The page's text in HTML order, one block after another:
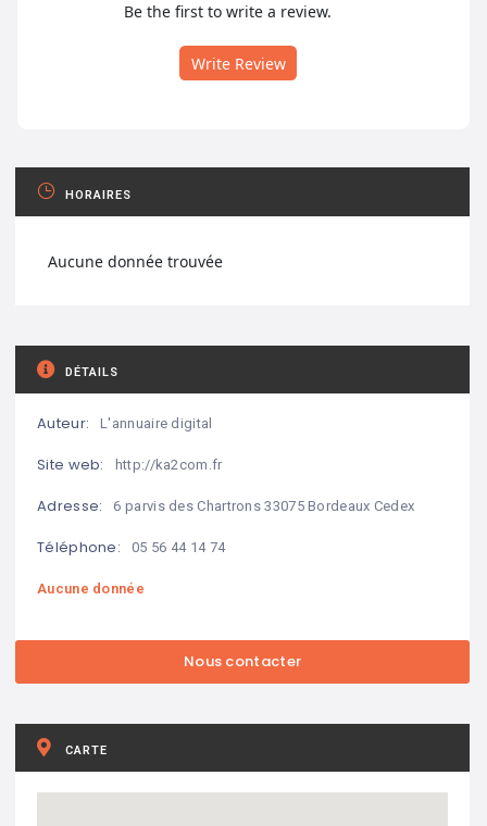
Be the first to write a review.
Write Review
HORAIRES
Aucune donnée trouvée
DÉTAILS
Auteur: L'annuaire digital
Site web: http://ka2com.fr
Adresse: 6 parvis des Chartrons 33075 Bordeaux Cedex
Téléphone: 05 56 44 14 74
Aucune donnée
CARTE